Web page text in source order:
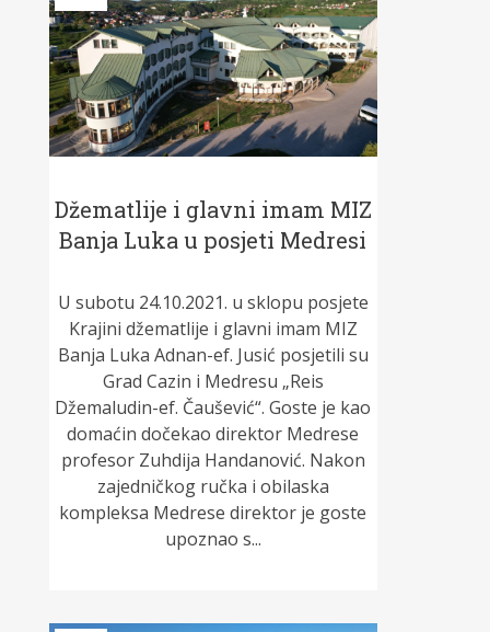
Džematlije i glavni imam MIZ
Banja Luka u posjeti Medresi
U subotu 24.10.2021. u sklopu posjete
Krajini džematlije i glavni imam MIZ
Banja Luka Adnan-ef. Jusić posjetili su
Grad Cazin i Medresu „Reis
Džemaludin-ef. Čaušević“. Goste je kao
domaćin dočekao direktor Medrese
profesor Zuhdija Handanović. Nakon
zajedničkog ručka i obilaska
kompleksa Medrese direktor je goste
upoznao s...